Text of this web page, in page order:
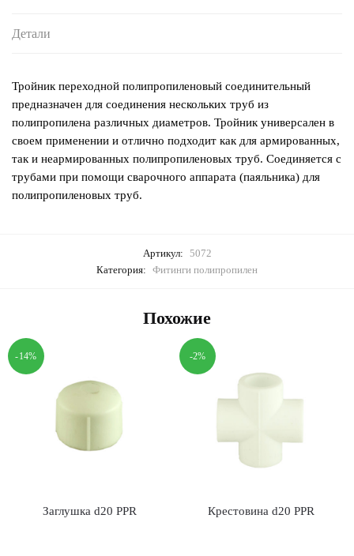
Детали
Тройник переходной полипропиленовый соединительный
предназначен для соединения нескольких труб из
полипропилена различных диаметров. Тройник универсален в
своем применении и отлично подходит как для армированных,
так и неармированных полипропиленовых труб. Соединяется с
трубами при помощи сварочного аппарата (паяльника) для
полипропиленовых труб.
Артикул: 5072
Категория: Фитинги полипропилен
Похожие
-14%
Заглушка d20 PPR
-2%
Крестовина d20 PPR